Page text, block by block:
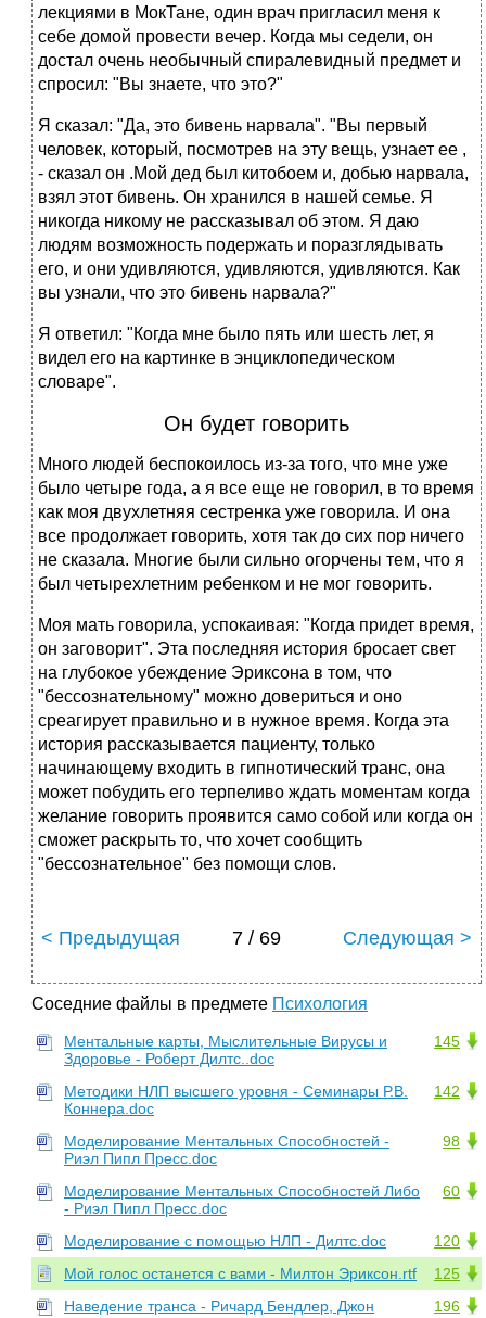
лекциями в МокТане, один врач пригласил меня к
себе домой провести вечер. Когда мы седели, он
достал очень необычный спиралевидный предмет и
спросил: "Вы знаете, что это?"
Я сказал: "Да, это бивень нарвала". "Вы первый
человек, который, посмотрев на эту вещь, узнает ее ,
- сказал он .Мой дед был китобоем и, добью нарвала,
взял этот бивень. Он хранился в нашей семье. Я
никогда никому не рассказывал об этом. Я даю
людям возможность подержать и поразглядывать
его, и они удивляются, удивляются, удивляются. Как
вы узнали, что это бивень нарвала?"
Я ответил: "Когда мне было пять или шесть лет, я
видел его на картинке в энциклопедическом
словаре".
Он будет говорить
Много людей беспокоилось из-за того, что мне уже
было четыре года, а я все еще не говорил, в то время
как моя двухлетняя сестренка уже говорила. И она
все продолжает говорить, хотя так до сих пор ничего
не сказала. Многие были сильно огорчены тем, что я
был четырехлетним ребенком и не мог говорить.
Моя мать говорила, успокаивая: "Когда придет время,
он заговорит". Эта последняя история бросает свет
на глубокое убеждение Эриксона в том, что
"бессознательному" можно довериться и оно
среагирует правильно и в нужное время. Когда эта
история рассказывается пациенту, только
начинающему входить в гипнотический транс, она
может побудить его терпеливо ждать моментам когда
желание говорить проявится само собой или когда он
сможет раскрыть то, что хочет сообщить
"бессознательное" без помощи слов.
< Предыдущая 7 / 69 Следующая >
Соседние файлы в предмете Психология
145
Ментальные карты, Мыслительные Вирусы и
Здоровье - Роберт Дилтс..doc
142
Методики НЛП высшего уровня - Семинары Р.В.
Коннера.doc
98
Моделирование Ментальных Способностей -
Риэл Пипл Пресс.doc
60
Моделирование Ментальных Способностей Либо
- Риэл Пипл Пресс.doc
120
Моделирование с помощью НЛП - Дилтс.doc
125
Мой голос останется с вами - Милтон Эриксон.rtf
196
Наведение транса - Ричард Бендлер, Джон